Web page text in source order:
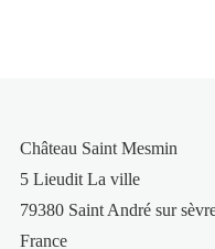
Château Saint Mesmin
5 Lieudit La ville
79380 Saint André sur
France